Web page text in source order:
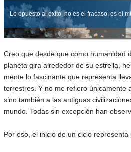
Lo opuesto al éxito, no es el fracaso, es el
Creo que desde que como humanidad
planeta gira alrededor de su estrella,
mente lo fascinante que representa
terrestres. Y no me refiero únicamente
sino también a las antiguas
mundo. Todas sin excepción han
Por eso, el inicio de un ciclo representa